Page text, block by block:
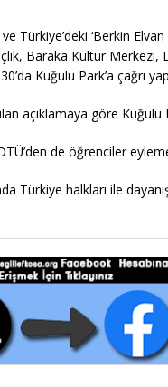
Türkiye’deki ‘Berkin
Baraka Kültür
Kuğulu Park’a çağrı
açıklamaya göre Kuğulu
de öğrenciler
Türkiye halkları ile